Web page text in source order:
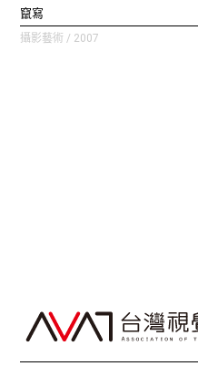
竄寫
攝影藝術 / 2007